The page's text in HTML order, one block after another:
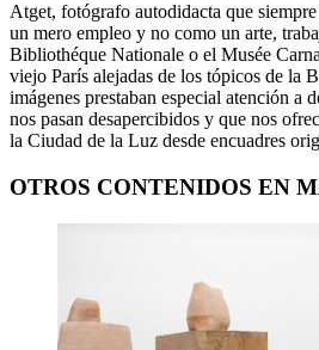
Atget, fotógrafo autodidacta que
un mero empleo y no como un arte,
Bibliothéque Nationale o el Musée
viejo París alejadas de los tópicos de la
imágenes prestaban especial atención a
nos pasan desapercibidos y que nos
la Ciudad de la Luz desde encuadres
OTROS CONTENIDOS EN